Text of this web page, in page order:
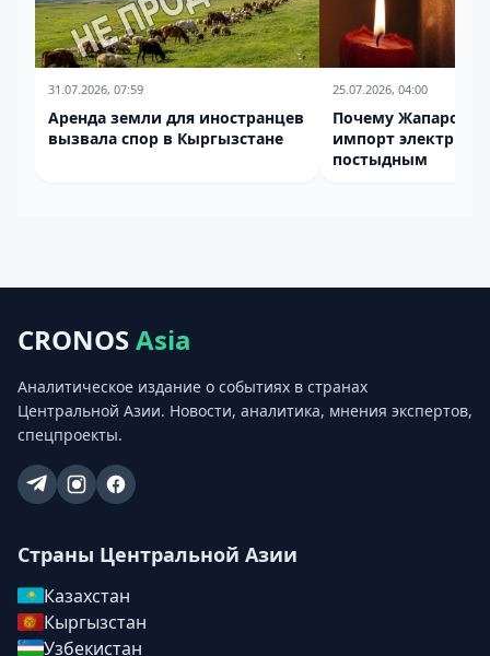
31.07.2026, 07:59
Аренда земли для иностранцев
вызвала спор в Кыргызстане
25.07.2026, 04:00
Почему Жапаров
импорт
постыдным
CRONOSAsia
Аналитическое издание о событиях в странах
Центральной Азии. Новости, аналитика, мнения экспертов,
спецпроекты.
Страны Центральной Азии
Казахстан
Кыргызстан
Узбекистан